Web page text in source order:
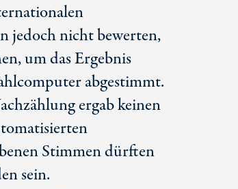
jedoch nicht bewerten,
um das Ergebnis
abgestimmt.
ergab keinen
Stimmen dürften
sein.